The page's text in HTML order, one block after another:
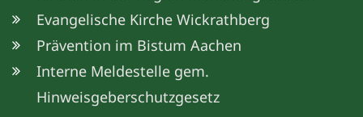
Evangelische Kirche Wickrathberg
Prävention im Bistum Aachen
Interne Meldestelle gem.
Hinweisgeberschutzgesetz